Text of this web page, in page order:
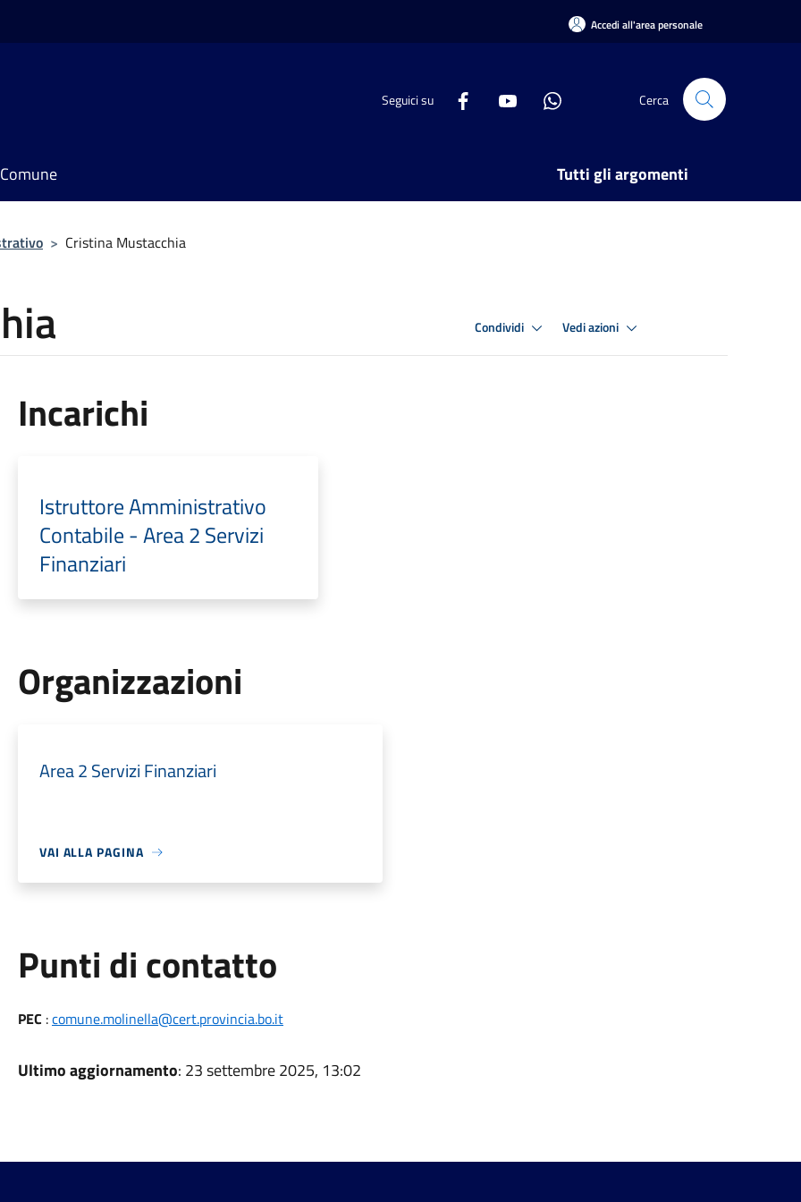
Accedi all'area personale
Seguici su Cerca
Tutti gli argomenti
> Cristina Mustacchia
Condividi Vedi azioni
Incarichi
Istruttore Amministrativo
Contabile - Area 2 Servizi
Finanziari
Organizzazioni
Area 2 Servizi Finanziari
VAI ALLA PAGINA
Punti di contatto
PEC :comune.molinella@cert.provincia.bo.it
Ultimo aggiornamento: 23 settembre 2025, 13:02